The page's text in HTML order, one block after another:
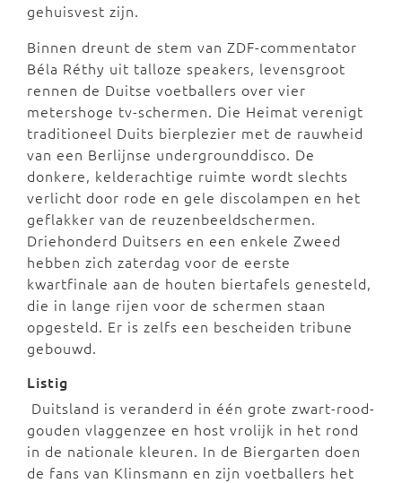
gehuisvest zijn.
Binnen dreunt de stem van ZDF-commentator
Béla Réthy uit talloze speakers, levensgroot
rennen de Duitse voetballers over vier
metershoge tv-schermen. Die Heimat verenigt
traditioneel Duits bierplezier met de rauwheid
van een Berlijnse undergrounddisco. De
donkere, kelderachtige ruimte wordt slechts
verlicht door rode en gele discolampen en het
geflakker van de reuzenbeeldschermen.
Driehonderd Duitsers en een enkele Zweed
hebben zich zaterdag voor de eerste
kwartfinale aan de houten biertafels genesteld,
die in lange rijen voor de schermen staan
opgesteld. Er is zelfs een bescheiden tribune
gebouwd.
Listig
Duitsland is veranderd in één grote zwart-rood-
gouden vlaggenzee en host vrolijk in het rond
in de nationale kleuren. In de Biergarten doen
de fans van Klinsmann en zijn voetballers het